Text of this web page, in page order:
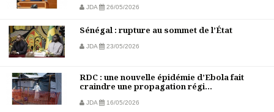
JDA 26/05/2026
Sénégal : rupture au sommet de l’État
JDA 23/05/2026
RDC : une nouvelle épidémie d’Ebola fait
craindre une propagation régi...
JDA 16/05/2026